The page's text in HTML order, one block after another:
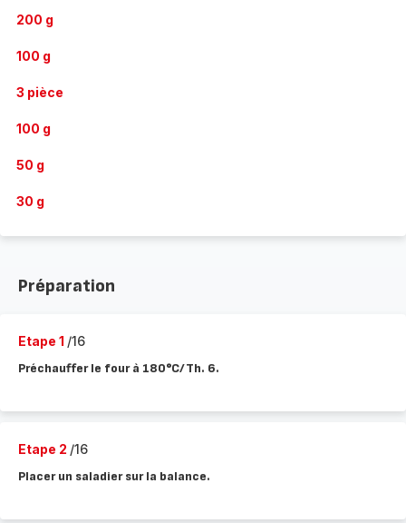
200 g
100 g
3 pièce
100 g
50 g
30 g
Préparation
Etape 1 /16
Préchauffer le four à 180°C/Th. 6.
Etape 2 /16
Placer un saladier sur la balance.